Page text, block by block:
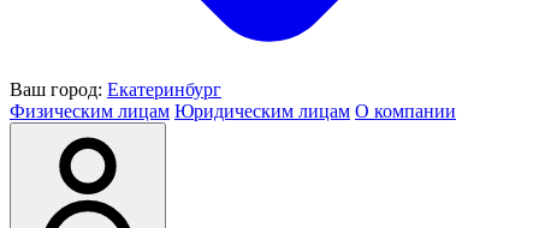
Ваш город: Екатеринбург
Физическим лицам Юридическим лицам О компании